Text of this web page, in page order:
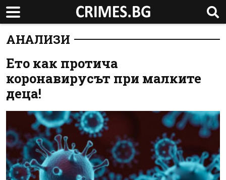
АНАЛИЗИ
Ето как протича
коронавирусът при малките
деца!